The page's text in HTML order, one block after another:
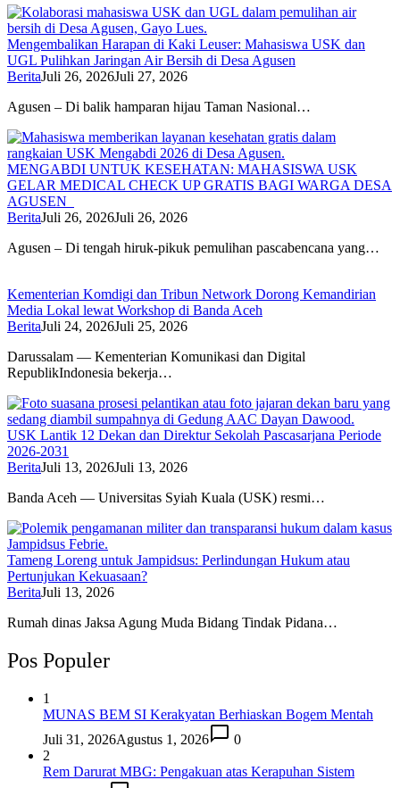
Mengembalikan Harapan di Kaki Leuser: Mahasiswa USK dan
UGL Pulihkan Jaringan Air Bersih di Desa Agusen
BeritaJuli 26, 2026Juli 27, 2026
Agusen – Di balik hamparan hijau Taman Nasional…
MENGABDI UNTUK KESEHATAN: MAHASISWA USK
GELAR MEDICAL CHECK UP GRATIS BAGI WARGA DESA
AGUSEN
BeritaJuli 26, 2026Juli 26, 2026
Agusen – Di tengah hiruk-pikuk pemulihan pascabencana yang…
Kementerian Komdigi dan Tribun Network Dorong Kemandirian
Media Lokal lewat Workshop di Banda Aceh
BeritaJuli 24, 2026Juli 25, 2026
Darussalam — Kementerian Komunikasi dan Digital
RepublikIndonesia bekerja…
USK Lantik 12 Dekan dan Direktur Sekolah Pascasarjana Periode
2026-2031
BeritaJuli 13, 2026Juli 13, 2026
Banda Aceh — Universitas Syiah Kuala (USK) resmi…
Tameng Loreng untuk Jampidsus: Perlindungan Hukum atau
Pertunjukan Kekuasaan?
BeritaJuli 13, 2026
Rumah dinas Jaksa Agung Muda Bidang Tindak Pidana…
Pos Populer
1
MUNAS BEM SI Kerakyatan Berhiaskan Bogem Mentah
Juli 31, 2026Agustus 1, 2026
0
2
Rem Darurat MBG: Pengakuan atas Kerapuhan Sistem